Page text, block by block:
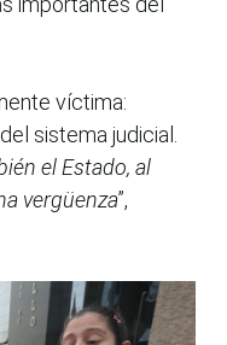
víctima:
sistema judicial.
el Estado, al
vergüenza”,